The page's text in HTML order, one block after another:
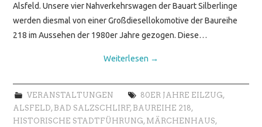
Alsfeld. Unsere vier Nahverkehrswagen der Bauart Silberlinge
werden diesmal von einer Großdiesellokomotive der Baureihe
218 im Aussehen der 1980er Jahre gezogen. Diese…
Weiterlesen →
VERANSTALTUNGEN 80ER JAHRE EILZUG,
ALSFELD, BAD SALZSCHLIRF, BAUREIHE 218,
HISTORISCHE STADTFÜHRUNG, MÄRCHENHAUS,